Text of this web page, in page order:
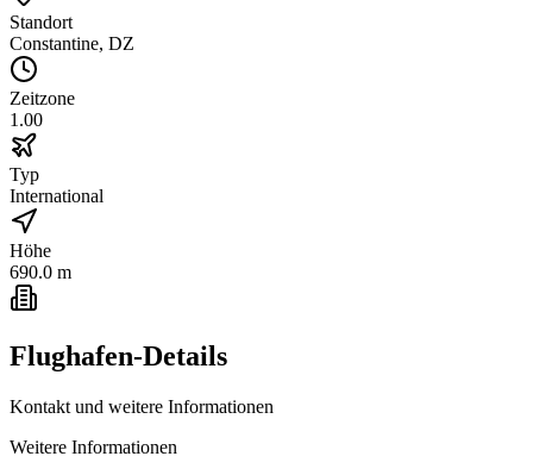
Standort
Constantine, DZ
Zeitzone
1.00
Typ
International
Höhe
690.0 m
Flughafen-Details
Kontakt und weitere Informationen
Weitere Informationen